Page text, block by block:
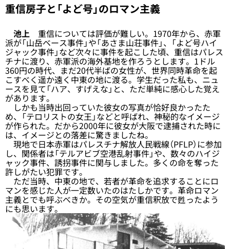
重信房子と「よど号」のロマン主義
池上 重信については評価が難しい。1970年から、赤軍
派が「山岳ベース事件」や「あさま山荘事件」、「よど号ハイ
ジャック事件」など次々に事件を起こした頃、重信はパレス
チナに渡り、赤軍派の海外基地を作ろうとします。1ドル
360円の時代、まだ20代半ばの女性が、世界同時革命を起
こすべく遥か遠く中東の地に渡る。学生だった私も、ニュ
ースを見て「ハア、すげえな」と、ただ単純に感心した覚え
があります。
しかも当時出回っていた彼女の写真が恰好良かったた
め、「テロリストの女王」などと呼ばれ、神秘的なイメージ
が作られた。だから2000年に彼女が大阪で逮捕された時に
は、イメージとの落差に驚きましたね。
現地で日本赤軍はパレスチナ解放人民戦線（PFLP）に参加
し、関係者は「テルアビブ空港乱射事件」や、数々のハイジ
ャック事件、誘拐事件に関与しました。多くの命を奪った
許しがたい犯罪です。
ただ当時、中東の地で、若者が革命を追求することにロ
マンを感じた人が一定数いたのはたしかです。革命ロマン
主義とでも呼ぶべきか。その空気が重信釈放で甦ったよう
にも思います。